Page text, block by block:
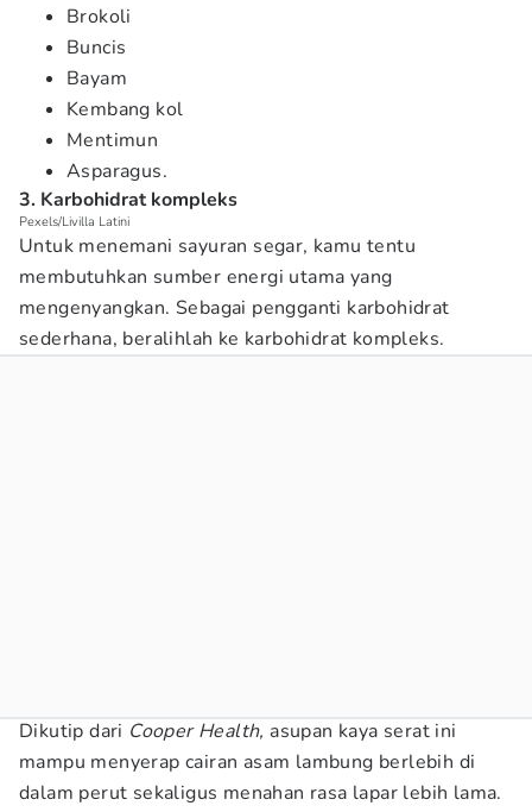
Brokoli
Buncis
Bayam
Kembang kol
Mentimun
Asparagus.
3. Karbohidrat kompleks
Pexels/Livilla Latini
Untuk menemani sayuran segar, kamu tentu
membutuhkan sumber energi utama yang
mengenyangkan. Sebagai pengganti karbohidrat
sederhana, beralihlah ke karbohidrat kompleks.
Dikutip dari Cooper Health, asupan kaya serat ini
mampu menyerap cairan asam lambung berlebih di
dalam perut sekaligus menahan rasa lapar lebih lama.